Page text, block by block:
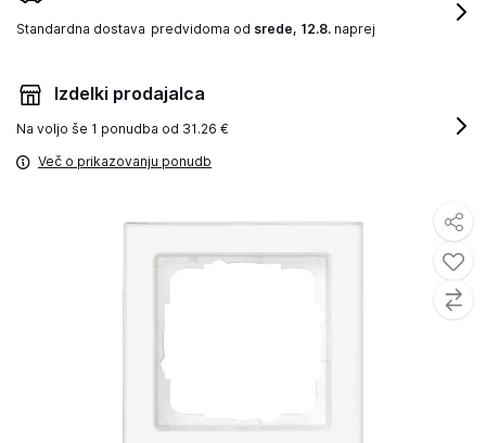
Standardna dostava predvidoma od srede, 12.8. naprej
Izdelki prodajalca
Na voljo še 1 ponudba od 31.26 €
Več o prikazovanju ponudb